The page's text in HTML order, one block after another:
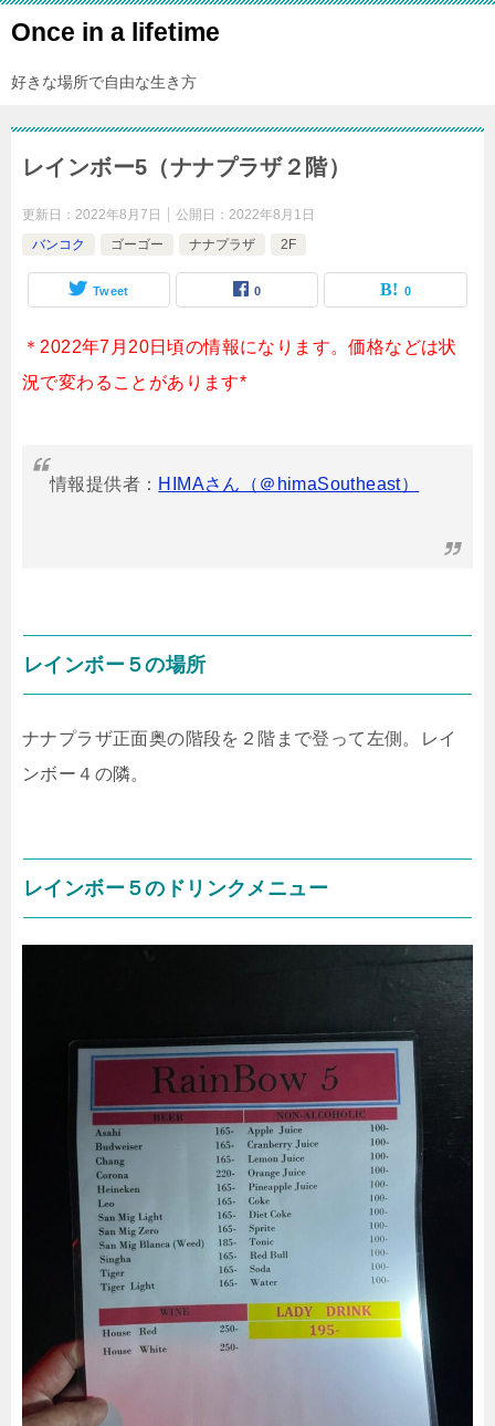
Once in a lifetime
好きな場所で自由な生き方
レインボー5（ナナプラザ２階）
更新日： 2022年8月7日 公開日： 2022年8月1日
バンコク
ゴーゴー ナナプラザ 2F
Tweet 0 0
＊2022年7月20日頃の情報になります。価格などは状
況で変わることがあります*
情報提供者： HIMAさん（＠himaSoutheast）
レインボー５の場所
ナナプラザ正面奥の階段を２階まで登って左側。レイ
ンボー４の隣。
レインボー５のドリンクメニュー